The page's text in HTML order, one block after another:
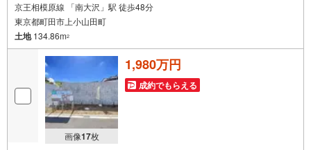
京王相模原線 「南大沢」駅 徒歩48分
東京都町田市上小山田町
土地134.86m2
画像17枚
1,980万円
成約でもらえる